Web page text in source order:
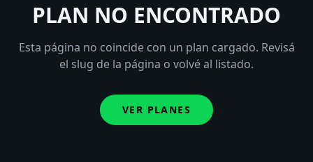
PLAN NO ENCONTRADO
Esta página no coincide con un plan cargado. Revisá
el slug de la página o volvé al listado.
VER PLANES